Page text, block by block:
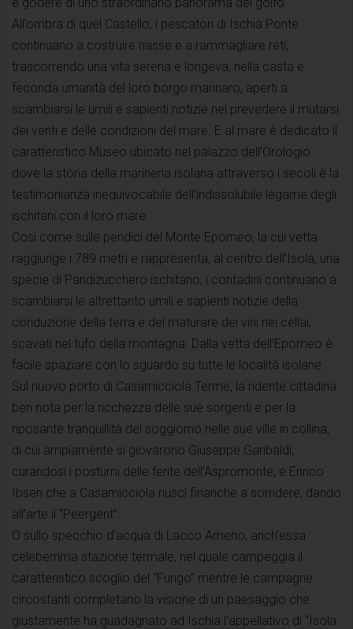
All’ombra di quel Castello, i pescatori di Ischia Ponte
continuano a costruire nasse e a rammagliare reti,
trascorrendo una vita serena e longeva, nella casta e
feconda umanità del loro borgo marinaro, aperti a
scambiarsi le umili e sapienti notizie nel prevedere il mutarsi
dei venti e delle condizioni del mare. E al mare è dedicato il
caratteristico Museo ubicato nel palazzo dell’Orologio
dove la storia della marineria isolana attraverso i secoli è la
testimonianza inequivocabile dell’indissolubile legame degli
ischitani con il loro mare.
Così come sulle pendici del Monte Epomeo, la cui vetta
raggiunge i 789 metri e rappresenta, al centro dell’Isola, una
specie di Pandizucchero ischitano, i contadini continuano a
scambiarsi le altrettanto umili e sapienti notizie della
conduzione della terra e del maturare dei vini nei cellai,
scavati nel tufo della montagna. Dalla vetta dell’Epomeo è
facile spaziare con lo sguardo su tutte le località isolane.
Sul nuovo porto di Casamicciola Terme, la ridente cittadina
ben nota per la ricchezza delle sue sorgenti e per la
riposante tranquillità del soggiorno nelle sue ville in collina,
di cui ampiamente si giovarono Giuseppe Garibaldi,
curandosi i postumi delle ferite dell’Aspromonte, e Enrico
Ibsen che a Casamicciola riuscì finanche a sorridere, dando
all’arte il “Peergent”.
O sullo specchio d’acqua di Lacco Ameno, anch’essa
celeberrima stazione termale, nel quale campeggia il
caratteristico scoglio del “Fungo” mentre le campagne
circostanti completano la visione di un paesaggio che
giustamente ha guadagnato ad Ischia l’appellativo di “Isola